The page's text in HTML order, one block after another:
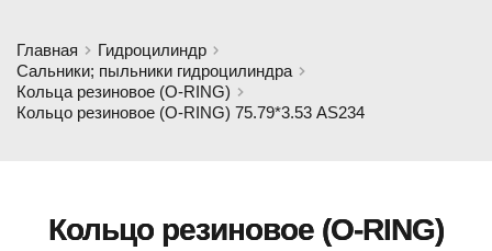
Главная
Гидроцилиндр
Сальники; пыльники гидроцилиндра
Кольца резиновое (O-RING)
Кольцо резиновое (O-RING) 75.79*3.53 AS234
Кольцо резиновое (O-RING)